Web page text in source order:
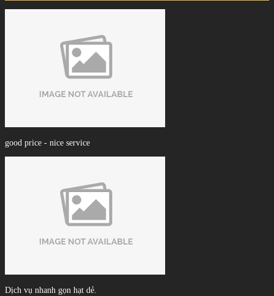
good price - nice service
Dịch vụ nhanh gọn hạt dẻ.